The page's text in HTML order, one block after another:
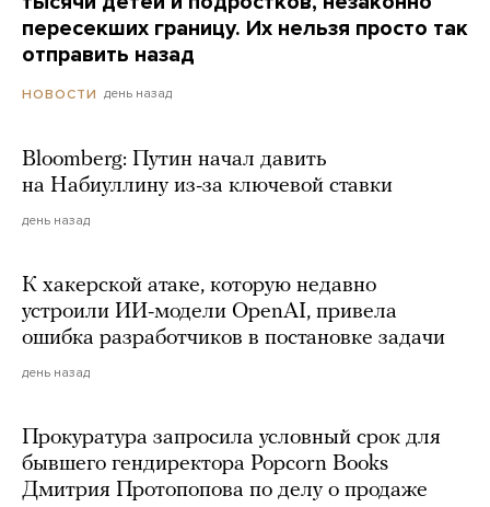
пересекших границу. Их нельзя просто так
отправить назад
НОВОСТИ день назад
Bloomberg: Путин начал давить
на Набиуллину из-за ключевой ставки
день назад
К хакерской атаке, которую недавно
устроили ИИ-модели OpenAI, привела
ошибка разработчиков в постановке задачи
день назад
Прокуратура запросила условный срок для
бывшего гендиректора Popcorn Books
Дмитрия Протопопова по делу о продаже